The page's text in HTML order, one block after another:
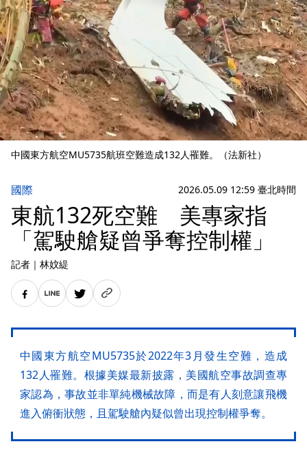
中國東方航空MU5735航班空難造成132人罹難。（法新社）
國際 2026.05.09 12:59 臺北時間
東航132死空難 美專家指
「駕駛艙疑曾爭奪控制權」
記者 ｜ 林妏緹
中國東方航空MU5735於2022年3月發生空難，造成
132人罹難。根據美媒最新披露，美國航空事故調查專
家認為，事故並非單純機械故障，而是有人刻意讓飛機
進入俯衝狀態，且駕駛艙內疑似曾出現控制權爭奪。